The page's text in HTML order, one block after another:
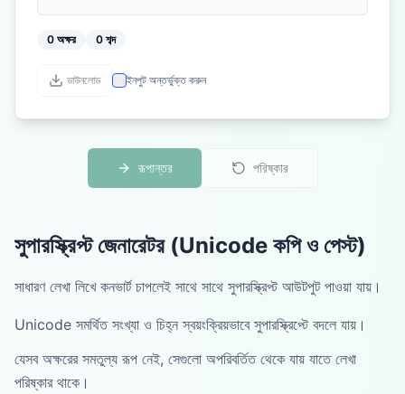
0 অক্ষর 0 শব্দ
ডাউনলোড ইনপুট অন্তর্ভুক্ত করুন
রূপান্তর পরিষ্কার
সুপারস্ক্রিপ্ট জেনারেটর (Unicode কপি ও পেস্ট)
সাধারণ লেখা লিখে কনভার্ট চাপলেই সাথে সাথে সুপারস্ক্রিপ্ট আউটপুট পাওয়া যায়।
Unicode সমর্থিত সংখ্যা ও চিহ্ন স্বয়ংক্রিয়ভাবে সুপারস্ক্রিপ্টে বদলে যায়।
যেসব অক্ষরের সমতুল্য রূপ নেই, সেগুলো অপরিবর্তিত থেকে যায় যাতে লেখা
পরিষ্কার থাকে।